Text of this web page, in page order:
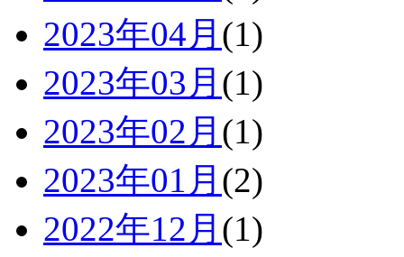
2023年04月 (1)
2023年03月 (1)
2023年02月 (1)
2023年01月 (2)
2022年12月 (1)